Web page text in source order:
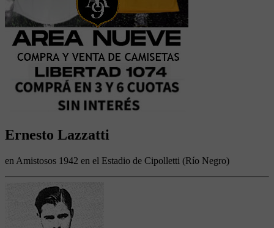
Ernesto Lazzatti
en Amistosos 1942 en el Estadio de Cipolletti (Río Negro)